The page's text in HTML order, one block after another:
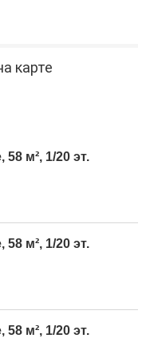
карте
м², 1/20 эт.
м², 1/20 эт.
м², 1/20 эт.